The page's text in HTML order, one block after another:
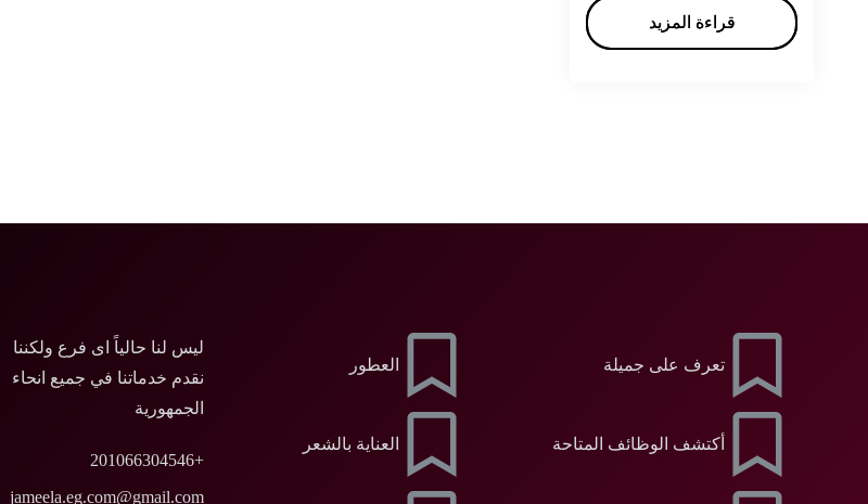
قراءة المزيد
قراءة المزيد
تعرف على جميلة
أكتشف الوظائف المتاحة
العطور
العناية بالشعر
ليس لنا حالياً اى فرع ولكننا
نقدم خدماتنا في جميع انحاء
الجمهورية
+201066304546
jameela.eg.com@gmail.com